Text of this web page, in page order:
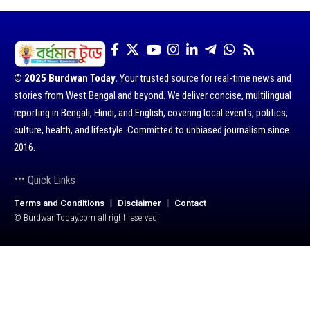
© 2025 Burdwan Today. Your trusted source for real-time news and
stories from West Bengal and beyond. We deliver concise, multilingual
reporting in Bengali, Hindi, and English, covering local events, politics,
culture, health, and lifestyle. Committed to unbiased journalism since
2016.
Quick Links
Terms and Conditions Disclaimer
Contact
© BurdwanToday.com all right reserved